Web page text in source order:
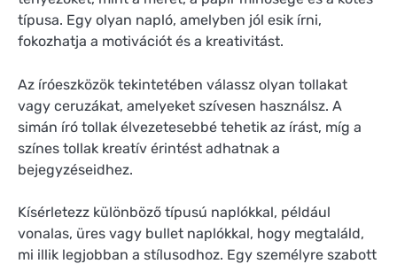
típusa. Egy olyan napló, amelyben jól esik írni,
fokozhatja a motivációt és a kreativitást.
Az íróeszközök tekintetében válassz olyan tollakat
vagy ceruzákat, amelyeket szívesen használsz. A
simán író tollak élvezetesebbé tehetik az írást, míg a
színes tollak kreatív érintést adhatnak a
bejegyzéseidhez.
Kísérletezz különböző típusú naplókkal, például
vonalas, üres vagy bullet naplókkal, hogy megtaláld,
mi illik legjobban a stílusodhoz. Egy személyre szabott